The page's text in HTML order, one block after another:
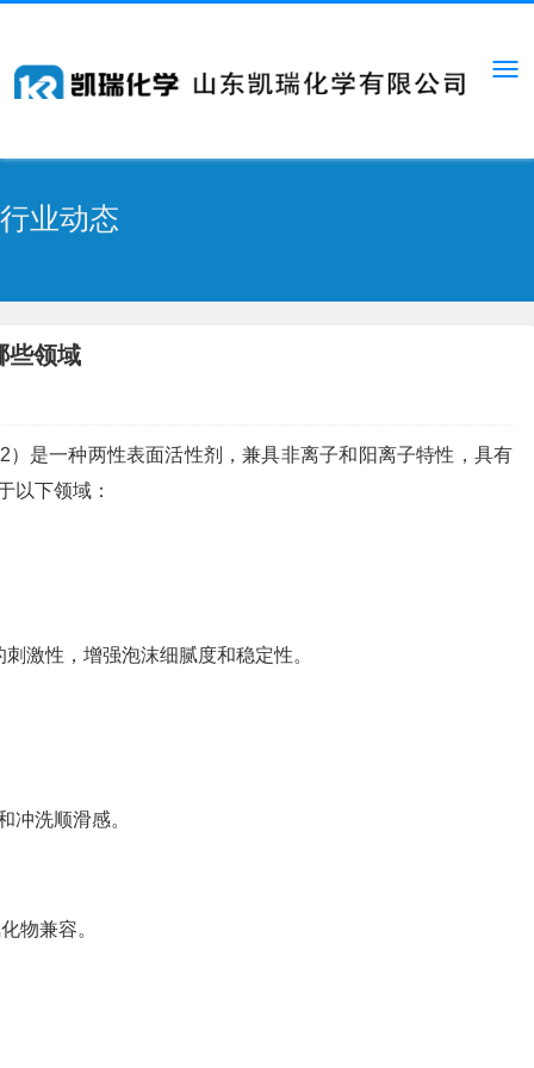
行业动态
些领域
是一种两性表面活性剂，兼具非离子和阳离子特性，具有
以下领域：
激性，增强泡沫细腻度和稳定性。
冲洗顺滑感。
物兼容。